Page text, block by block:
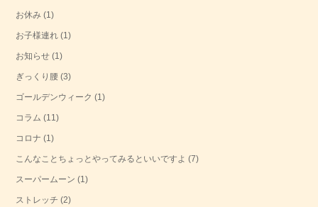
お休み (1)
お子様連れ (1)
お知らせ (1)
ぎっくり腰 (3)
ゴールデンウィーク (1)
コラム (11)
コロナ (1)
こんなことちょっとやってみるといいですよ (7)
スーパームーン (1)
ストレッチ (2)